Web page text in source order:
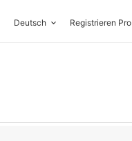
Deutsch Registrieren Pro